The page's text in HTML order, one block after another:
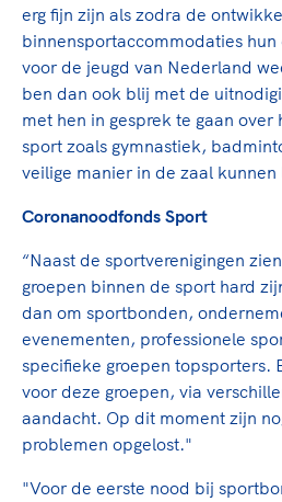
erg fijn zijn als zodra de
binnensportaccommodaties
voor de jeugd van Nederland
ben dan ook blij met de
met hen in gesprek te gaan over
sport zoals gymnastiek,
veilige manier in de zaal
Coronanoodfonds Sport
“Naast de sportverenigingen
groepen binnen de sport hard
dan om sportbonden,
evenementen, professionele
specifieke groepen topsporters.
voor deze groepen, via
aandacht. Op dit moment zijn
problemen opgelost."
"Voor de eerste nood bij